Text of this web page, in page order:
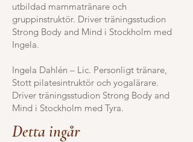
utbildad mammatränare och
gruppinstruktör. Driver träningsstudion
Strong Body and Mind i Stockholm med
Ingela.
Ingela Dahlén – Lic. Personligt tränare,
Stott pilatesintruktör och yogalärare.
Driver träningsstudion Strong Body and
Mind i Stockholm med Tyra.
Detta ingår